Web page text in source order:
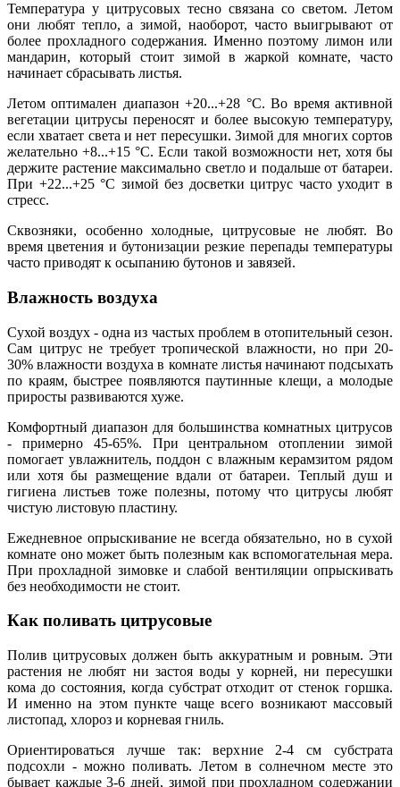
Температура у цитрусовых тесно связана со светом. Летом
они любят тепло, а зимой, наоборот, часто выигрывают от
более прохладного содержания. Именно поэтому лимон или
мандарин, который стоит зимой в жаркой комнате, часто
начинает сбрасывать листья.
Летом оптимален диапазон +20...+28 °C. Во время активной
вегетации цитрусы переносят и более высокую температуру,
если хватает света и нет пересушки. Зимой для многих сортов
желательно +8...+15 °C. Если такой возможности нет, хотя бы
держите растение максимально светло и подальше от батареи.
При +22...+25 °C зимой без досветки цитрус часто уходит в
стресс.
Сквозняки, особенно холодные, цитрусовые не любят. Во
время цветения и бутонизации резкие перепады температуры
часто приводят к осыпанию бутонов и завязей.
Влажность воздуха
Сухой воздух - одна из частых проблем в отопительный сезон.
Сам цитрус не требует тропической влажности, но при 20-
30% влажности воздуха в комнате листья начинают подсыхать
по краям, быстрее появляются паутинные клещи, а молодые
приросты развиваются хуже.
Комфортный диапазон для большинства комнатных цитрусов
- примерно 45-65%. При центральном отоплении зимой
помогает увлажнитель, поддон с влажным керамзитом рядом
или хотя бы размещение вдали от батареи. Теплый душ и
гигиена листьев тоже полезны, потому что цитрусы любят
чистую листовую пластину.
Ежедневное опрыскивание не всегда обязательно, но в сухой
комнате оно может быть полезным как вспомогательная мера.
При прохладной зимовке и слабой вентиляции опрыскивать
без необходимости не стоит.
Как поливать цитрусовые
Полив цитрусовых должен быть аккуратным и ровным. Эти
растения не любят ни застоя воды у корней, ни пересушки
кома до состояния, когда субстрат отходит от стенок горшка.
И именно на этом пункте чаще всего возникают массовый
листопад, хлороз и корневая гниль.
Ориентироваться лучше так: верхние 2-4 см субстрата
подсохли - можно поливать. Летом в солнечном месте это
бывает каждые 3-6 дней, зимой при прохладном содержании